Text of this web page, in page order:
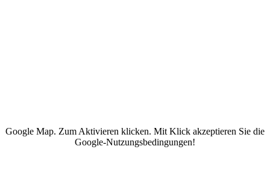
Google Map. Zum Aktivieren klicken. Mit Klick akzeptieren Sie die
Google-Nutzungsbedingungen!